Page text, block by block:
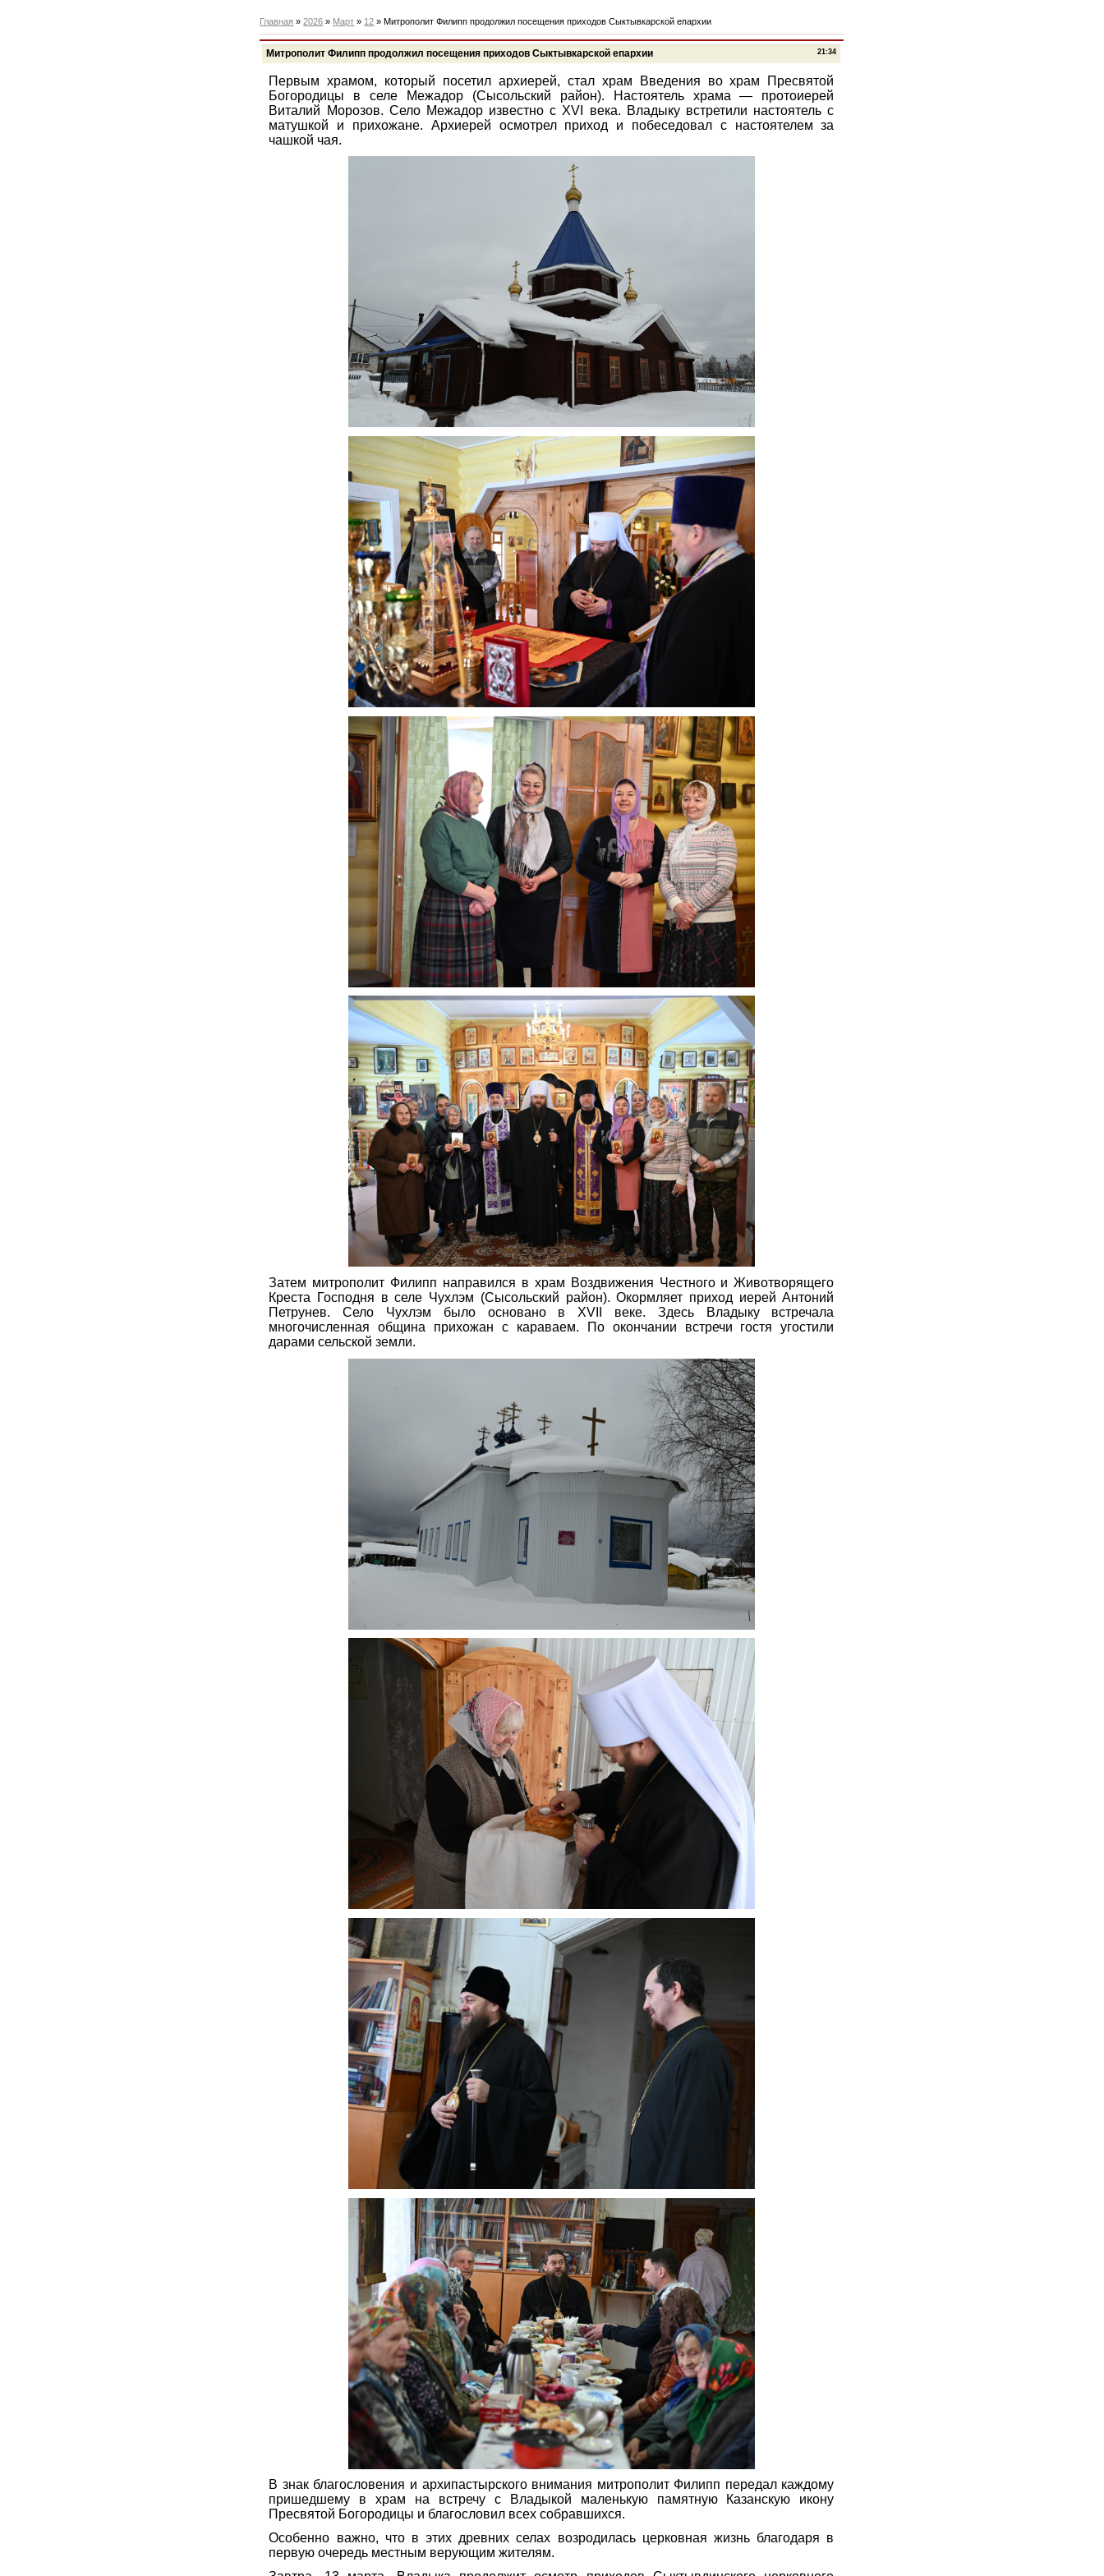
Главная »2026 » Март » 12 » Митрополит Филипп продолжил посещения приходов Сыктывкарской епархии
21:34
Митрополит Филипп продолжил посещения приходов Сыктывкарской епархии
Первым храмом, который посетил архиерей, стал храм Введения во храм Пресвятой
Богородицы в селе Межадор (Сысольский район). Настоятель храма — протоиерей
Виталий Морозов. Село Межадор известно с XVI века. Владыку встретили настоятель с
матушкой и прихожане. Архиерей осмотрел приход и побеседовал с настоятелем за
чашкой чая.
Затем митрополит Филипп направился в храм Воздвижения Честного и Животворящего
Креста Господня в селе Чухлэм (Сысольский район). Окормляет приход иерей Антоний
Петрунев. Село Чухлэм было основано в XVII веке. Здесь Владыку встречала
многочисленная община прихожан с караваем. По окончании встречи гостя угостили
дарами сельской земли.
В знак благословения и архипастырского внимания митрополит Филипп передал каждому
пришедшему в храм на встречу с Владыкой маленькую памятную Казанскую икону
Пресвятой Богородицы и благословил всех собравшихся.
Особенно важно, что в этих древних селах возродилась церковная жизнь благодаря в
первую очередь местным верующим жителям.